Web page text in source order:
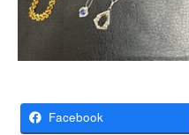
Facebook